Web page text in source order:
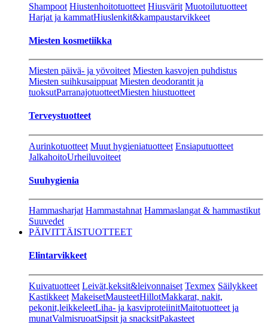
Shampoot Hiustenhoitotuotteet Hiusvärit Muotoilutuotteet
Harjat ja kammatHiuslenkit&kampaustarvikkeet
Miesten kosmetiikka
Miesten päivä- ja yövoiteet Miesten kasvojen puhdistus
Miesten suihkusaippuat Miesten deodorantit ja
tuoksutParranajotuotteetMiesten hiustuotteet
Terveystuotteet
Aurinkotuotteet Muut hygieniatuotteet Ensiaputuotteet
JalkahoitoUrheiluvoiteet
Suuhygienia
Hammasharjat Hammastahnat Hammaslangat & hammastikut
Suuvedet
PÄIVITTÄISTUOTTEET
Elintarvikkeet
Kuivatuotteet Leivät,keksit&leivonnaiset Texmex Säilykkeet
Kastikkeet MakeisetMausteetHillotMakkarat, nakit,
pekonit,leikkeleetLiha- ja kasviproteiinitMaitotuotteet ja
munatValmisruoatSipsit ja snacksitPakasteet